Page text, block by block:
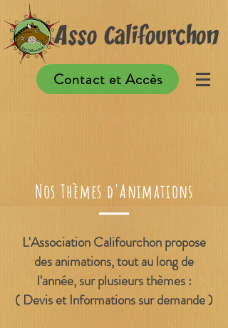
Asso Califourchon
Contact et Accès
Nos Thèmes d'Animations
L'Association Califourchon propose
des animations, tout au long de
l'année, sur plusieurs thèmes :
( Devis et Informations sur demande )